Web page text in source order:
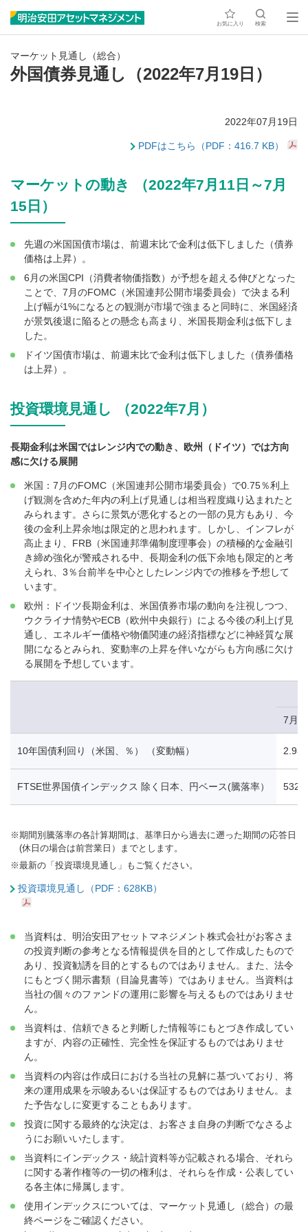
お気に入り 検索
マーケット見通し（総合）
外国債券見通し（2022年7月19日）
2022年07月19日
PDFはこちら（PDF：416.7 KB）
マーケットの動き （2022年7月11日～7月
15日）
先週の米国国債市場は、前週末比で金利は低下しました（債券
価格は上昇）。
6月の米国CPI（消費者物価指数）が予想を超える伸びとなった
ことで、7月のFOMC（米国連邦公開市場委員会）で決まる利
上げ幅が1%になるとの観測が市場で強まると同時に、米国経済
が景気後退に陥るとの懸念も高まり、米国長期金利は低下しま
した。
ドイツ国債市場は、前週末比で金利は低下しました（債券価格
は上昇）。
投資環境見通し （2022年7月）
長期金利は米国ではレンジ内での動き、欧州（ドイツ）では方向
感に欠ける展開
米国：7月のFOMC（米国連邦公開市場委員会）で0.75％利上
げ観測を含めた年内の利上げ見通しは相当程度織り込まれたと
みられます。さらに景気が悪化するとの一部の見方もあり、今
後の金利上昇余地は限定的と思われます。しかし、インフレが
高止まり、FRB（米国連邦準備制度理事会）の積極的な金融引
き締め強化が警戒される中、長期金利の低下余地も限定的と考
えられ、3％台前半を中心としたレンジ内での推移を予想して
います。
欧州：ドイツ長期金利は、米国債券市場の動向を注視しつつ、
ウクライナ情勢やECB（欧州中央銀行）による今後の利上げ見
通し、エネルギー価格や物価関連の経済指標などに神経質な展
開になるとみられ、変動率の上昇を伴いながらも方向感に欠け
る展開を予想しています。
7月
10年国債利回り（米国、％） （変動幅） 2.93
FTSE世界国債インデックス 除く日本、円ベース(騰落率）
※期間別騰落率の各計算期間は、基準日から過去に遡った期間の応答日
(休日の場合は前営業日）までとします。
※最新の「投資環境見通し」もご覧ください。
投資環境見通し（PDF：628KB）
当資料は、明治安田アセットマネジメント株式会社がお客さま
の投資判断の参考となる情報提供を目的として作成したもので
あり、投資勧誘を目的とするものではありません。また、法令
にもとづく開示書類（目論見書等）ではありません。当資料は
当社の個々のファンドの運用に影響を与えるものではありませ
ん。
当資料は、信頼できると判断した情報等にもとづき作成してい
ますが、内容の正確性、完全性を保証するものではありませ
ん。
当資料の内容は作成日における当社の見解に基づいており、将
来の運用成果を示唆あるいは保証するものではありません。ま
た予告なしに変更することもあります。
投資に関する最終的な決定は、お客さま自身の判断でなさるよ
うにお願いいたします。
当資料にインデックス・統計資料等が記載される場合、それら
に関する著作権等の一切の権利は、それらを作成・公表してい
る各主体に帰属します。
使用インデックスについては、マーケット見通し（総合）の最
終ページをご確認ください。